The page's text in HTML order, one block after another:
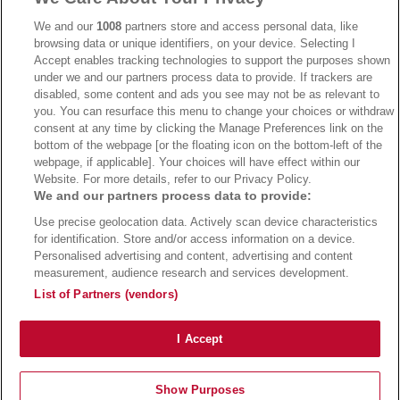
→Bwin Bonus →Bwin besuchen
Alle Anbieter auf dieser Webseite sind offiziell in Deutschland
Bundesligatrend Fussball Bundesliga Tipps
Verantwortung!
We and our1008 partners store and access personal data, like
browsing data or unique identifiers, on your device. Selecting I
Accept enables tracking technologies to support the purposes shown
under we and our partners process data to provide. If trackers are
disabled, some content and ads you see may not be as relevant to
you. You can resurface this menu to change your choices or withdraw
consent at any time by clicking the Manage Preferences link on the
bottom of the webpage [or the floating icon on the bottom-left of the
webpage, if applicable]. Your choices will have effect within our
Website. For more details, refer to our Privacy Policy.
We and our partners process data to provide:
Use precise geolocation data. Actively scan device characteristics
for identification. Store and/or access information on a device.
Personalised advertising and content, advertising and content
measurement, audience research and services development.
List of Partners (vendors)
I Accept
Show Purposes